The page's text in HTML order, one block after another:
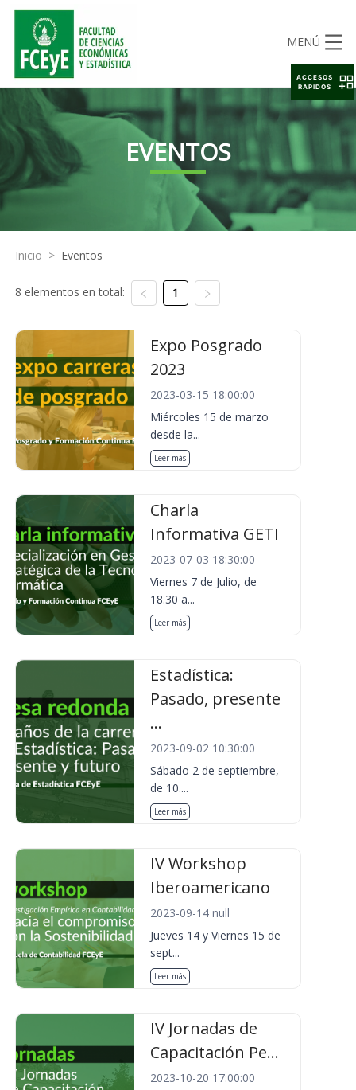
MENÚ
EVENTOS
Inicio > Eventos
8 elementos en total: 1
Expo Posgrado
2023
2023-03-15 18:00:00
Miércoles 15 de marzo
desde la...
Leer más
Charla
Informativa GETI
2023-07-03 18:30:00
Viernes 7 de Julio, de
18.30 a...
Leer más
Estadística:
Pasado, presente
...
2023-09-02 10:30:00
Sábado 2 de septiembre,
de 10....
Leer más
IV Workshop
Iberoamericano
2023-09-14 null
Jueves 14 y Viernes 15 de
sept...
Leer más
IV Jornadas de
Capacitación Pe...
2023-10-20 17:00:00
ACCESOS
RAPIDOS